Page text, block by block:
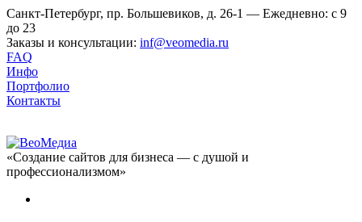
Санкт-Петербург, пр. Большевиков, д. 26-1 — Ежедневно: с 9
до 23
Заказы и консультации: inf@veomedia.ru
FAQ
Инфо
Портфолио
Контакты
«Создание сайтов для бизнеса — с душой и
профессионализмом»